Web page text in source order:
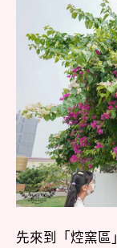
先來到「焢窯區